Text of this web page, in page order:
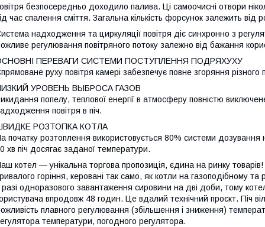
безпосередньо доходило палива. Ці самоочисні отвори
час спалення сміття. Загальна кількість форсунок залежить
надходження та циркуляції повітря діє синхронно з
регулювання повітряного потоку залежно від бажання
ПЕРЕВАГИ СИСТЕМИ ПОСТУПЛЕННЯ ПОДРЯХУХУ
руху повітря камері забезпечує повне згоряння різного
УРОВЕНЬ ВЫБРОСА ГАЗОВ
попелу, теплової енергії в атмосферу повністю
повітря в піч.
РОЗТОПКА КОТЛА
початку розтоплення використовується 80% системи
хв піч досягає заданої температури.
котел — унікальна торгова пропозиція, єдина на ринку
горіння, керовані так само, як котли на газоподібному
разі одноразового завантаження сировини на дві доби, тому
впродовж 48 годин. Це вдалий технічний проєкт. Піч
плавного регулювання (збільшення і зниження)
температури, погодного регулятора.